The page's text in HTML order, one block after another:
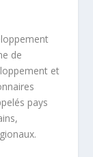
de
et
pays